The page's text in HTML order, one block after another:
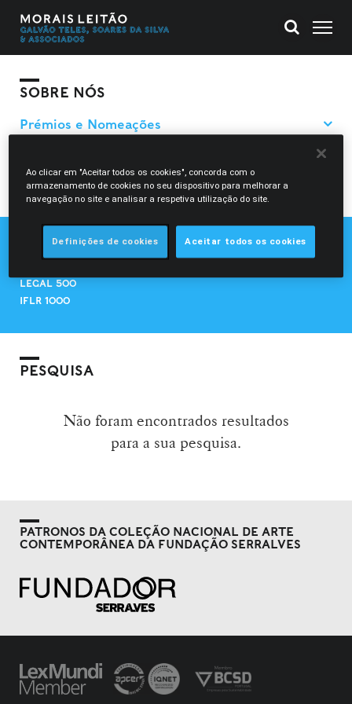
SOBRE NÓS
Filtrar Pesquisa
CHAMBERS EUROPE
LEGAL 500
IFLR 1000
PESQUISA
Não foram encontrados resultados
para a sua pesquisa.
PATRONOS DA COLEÇÃO NACIONAL DE ARTE
CONTEMPORÂNEA DA FUNDAÇÃO SERRALVES
Ao clicar em "Aceitar todos os cookies", concorda com o
armazenamento de cookies no seu dispositivo para melhorar a
navegação no site e analisar a respetiva utilização do site.
Definições de cookies Aceitar todos os cookies